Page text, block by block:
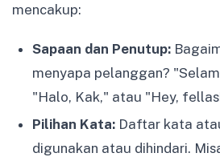
mencakup:
Sapaan dan Penutup:
menyapa pelanggan?
"Halo, Kak," atau "Hey,
Pilihan Kata: Daftar kata
digunakan atau dihindari.